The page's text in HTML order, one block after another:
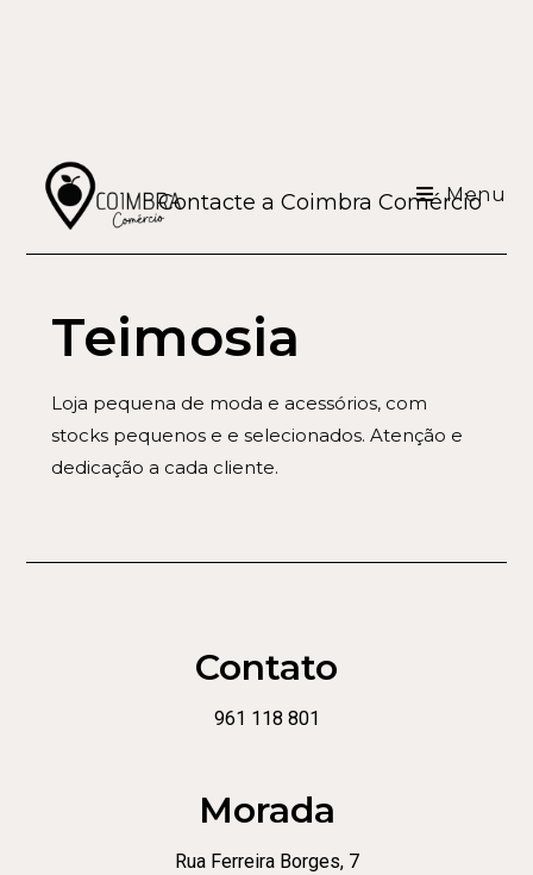
Menu
Contacte a Coimbra Comércio
Teimosia
Loja pequena de moda e acessórios, com
stocks pequenos e e selecionados. Atenção e
dedicação a cada cliente.
Contato
961 118 801
Morada
Rua Ferreira Borges, 7